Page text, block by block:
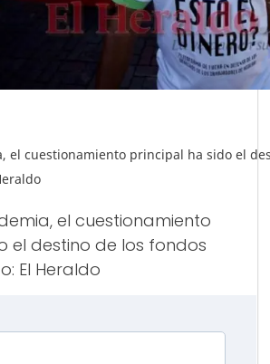
el cuestionamiento principal ha sido el
el cuestionamiento
el destino de los fondos
El Heraldo